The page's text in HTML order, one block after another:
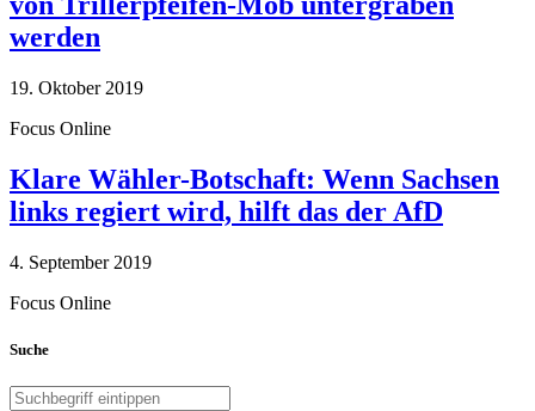
werden
19. Oktober 2019
Focus Online
Klare Wähler-Botschaft: Wenn Sachsen
links regiert wird, hilft das der AfD
4. September 2019
Focus Online
Suche